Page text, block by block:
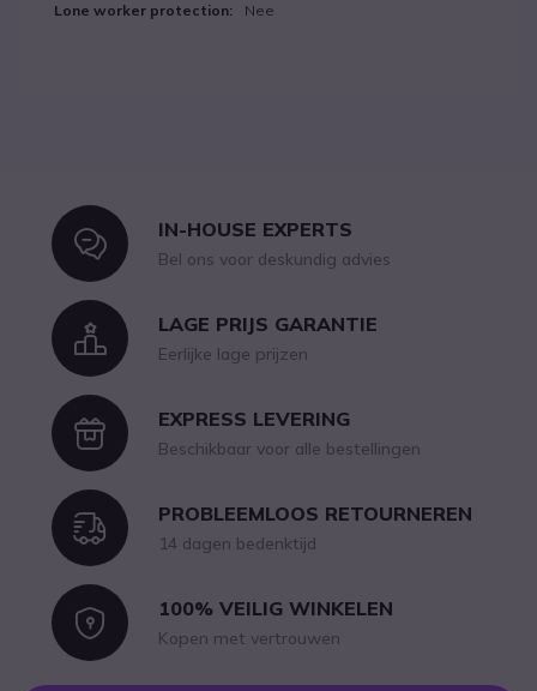
Nee
IconIN-HOUSE EXPERTS
Bel ons voor deskundig advies
IconLAGE PRIJS GARANTIE
Eerlijke lage prijzen
IconEXPRESS LEVERING
Beschikbaar voor alle bestellingen
IconPROBLEEMLOOS RETOURNEREN
14 dagen bedenktijd
Icon100% VEILIG WINKELEN
Kopen met vertrouwen